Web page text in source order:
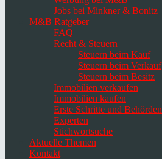
Jobs bei Minkner & Bonitz
M&B Ratgeber
FAQ
Recht & Steuern
Steuern beim Kauf
Steuern beim Verkauf
Steuern beim Besitz
Immobilien verkaufen
Immobilien kaufen
Erste Schritte und Behörden
Experten
Stichwortsuche
Aktuelle Themen
Kontakt